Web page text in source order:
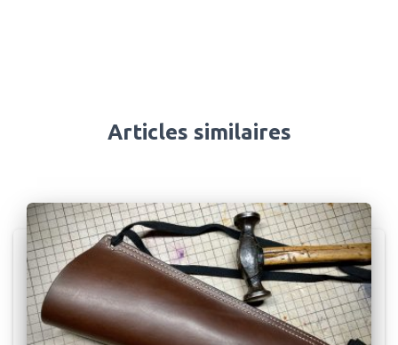
Articles similaires